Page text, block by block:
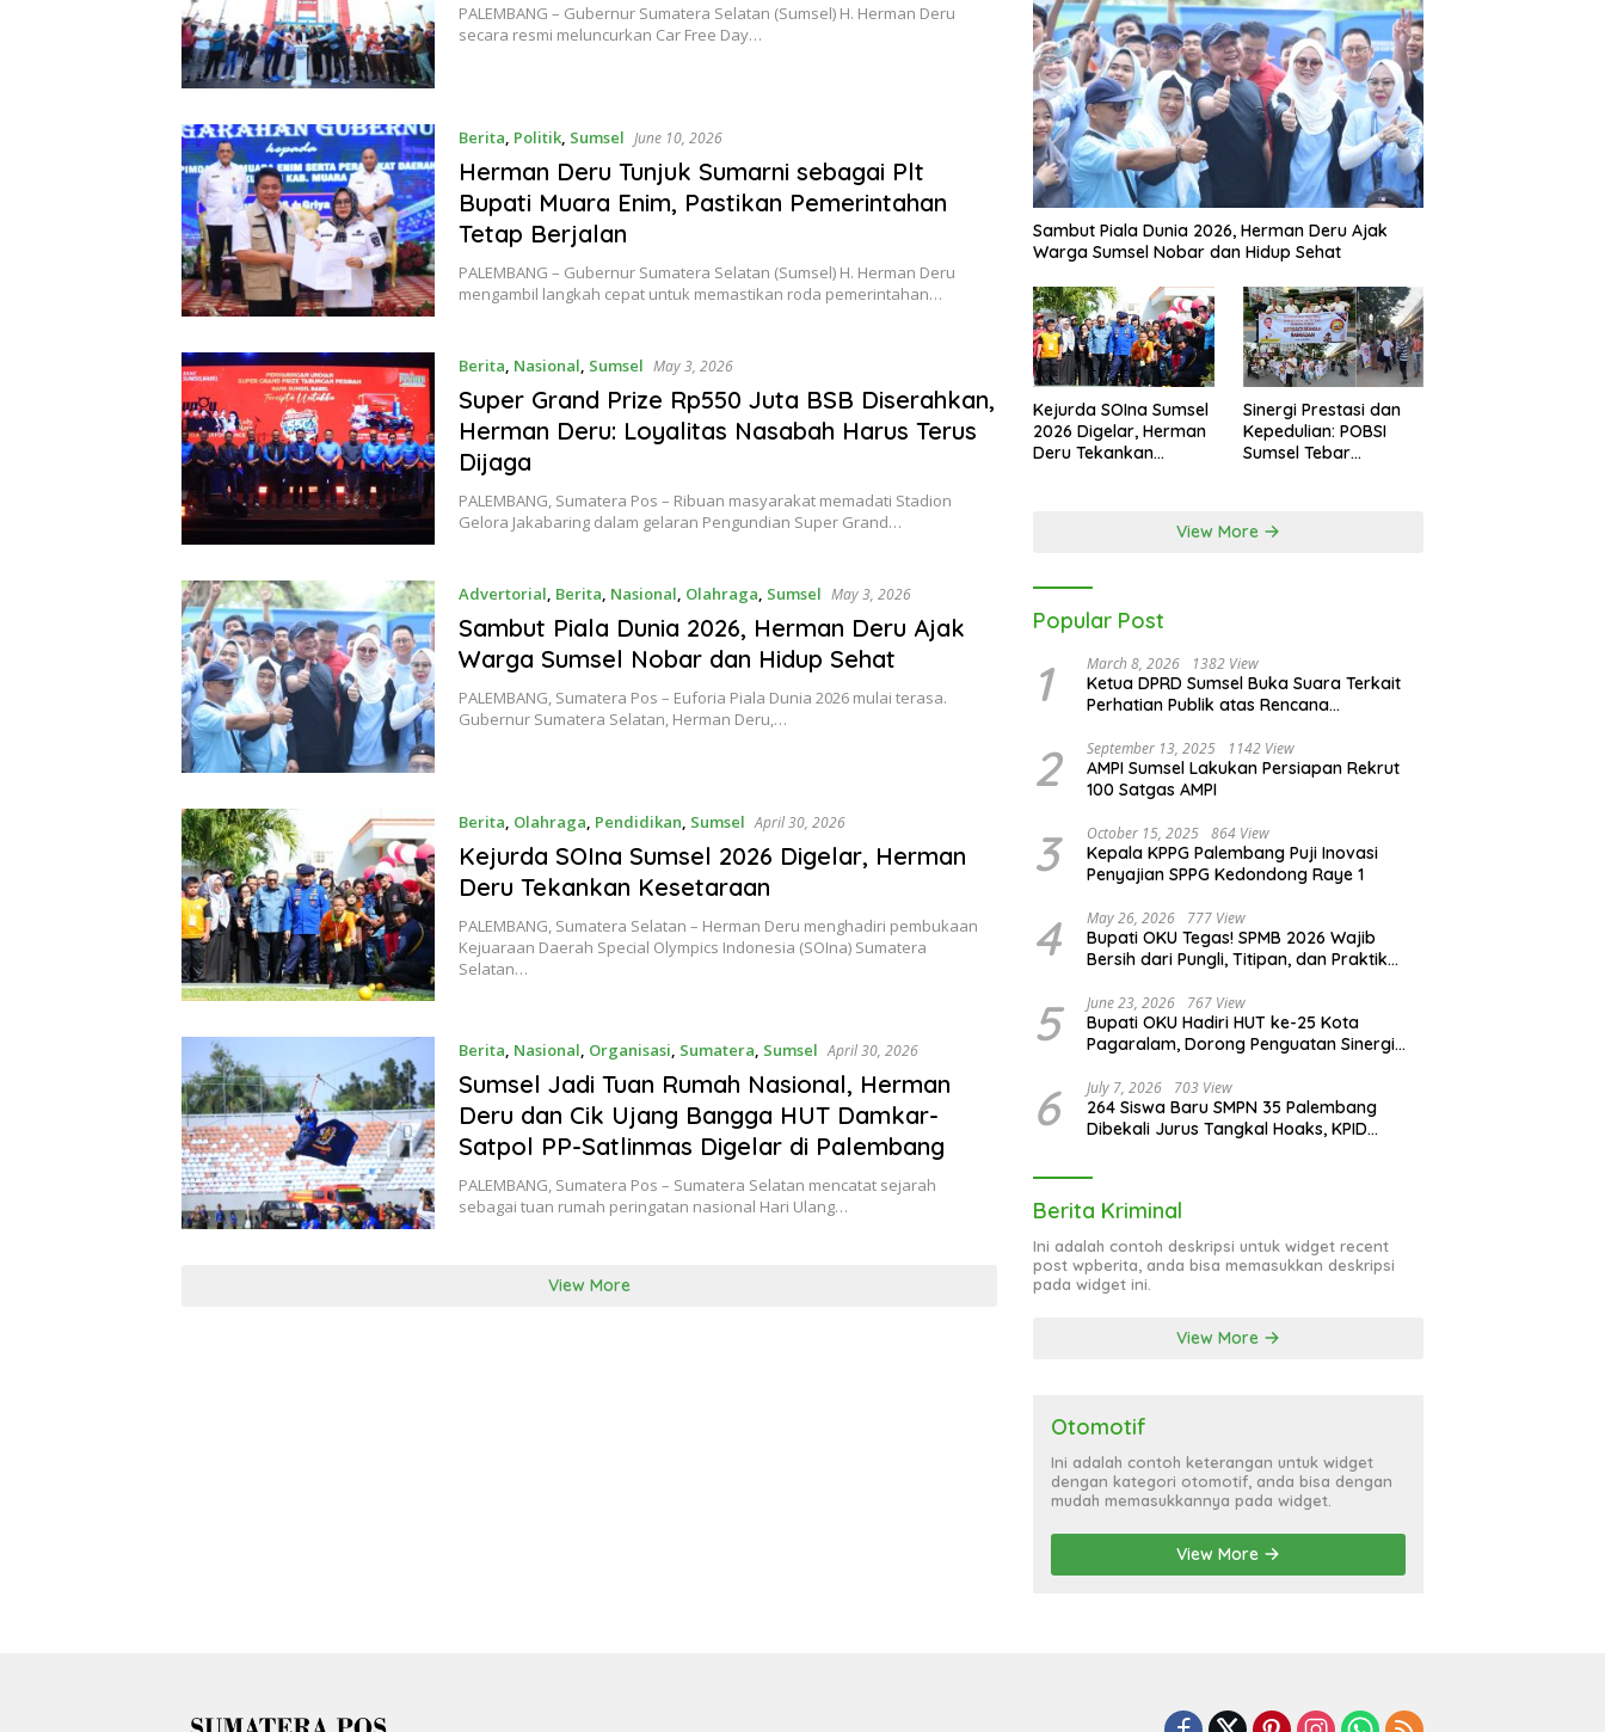
PALEMBANG – Gubernur Sumatera Selatan (Sumsel) H. Herman Deru
secara resmi meluncurkan Car Free Day…
Berita, Politik, Sumsel June 10, 2026
Herman Deru Tunjuk Sumarni sebagai Plt
Bupati Muara Enim, Pastikan Pemerintahan
Tetap Berjalan
PALEMBANG – Gubernur Sumatera Selatan (Sumsel) H. Herman Deru
mengambil langkah cepat untuk memastikan roda pemerintahan…
Berita, Nasional, Sumsel May 3, 2026
Super Grand Prize Rp550 Juta BSB Diserahkan,
Herman Deru: Loyalitas Nasabah Harus Terus
Dijaga
PALEMBANG, Sumatera Pos – Ribuan masyarakat memadati Stadion
Gelora Jakabaring dalam gelaran Pengundian Super Grand…
Advertorial, Berita, Nasional, Olahraga, Sumsel May 3, 2026
Sambut Piala Dunia 2026, Herman Deru Ajak
Warga Sumsel Nobar dan Hidup Sehat
PALEMBANG, Sumatera Pos – Euforia Piala Dunia 2026 mulai terasa.
Gubernur Sumatera Selatan, Herman Deru,…
Berita, Olahraga, Pendidikan, Sumsel April 30, 2026
Kejurda SOIna Sumsel 2026 Digelar, Herman
Deru Tekankan Kesetaraan
PALEMBANG, Sumatera Selatan – Herman Deru menghadiri pembukaan
Kejuaraan Daerah Special Olympics Indonesia (SOIna) Sumatera
Selatan…
Berita, Nasional, Organisasi, Sumatera, Sumsel April 30, 2026
Sumsel Jadi Tuan Rumah Nasional, Herman
Deru dan Cik Ujang Bangga HUT Damkar-
Satpol PP-Satlinmas Digelar di Palembang
PALEMBANG, Sumatera Pos – Sumatera Selatan mencatat sejarah
sebagai tuan rumah peringatan nasional Hari Ulang…
View More
Sambut Piala Dunia 2026, Herman Deru Ajak
Warga Sumsel Nobar dan Hidup Sehat
Kejurda SOIna Sumsel
2026 Digelar, Herman
Deru Tekankan
Sinergi Prestasi dan
Kepedulian: POBSI
Sumsel Tebar
View More
Popular Post
1 March 8, 2026 1382 View
Ketua DPRD Sumsel Buka Suara Terkait
Perhatian Publik atas Rencana
2 September 13, 2025 1142 View
AMPI Sumsel Lakukan Persiapan Rekrut
100 Satgas AMPI
3 October 15, 2025 864 View
Kepala KPPG Palembang Puji Inovasi
Penyajian SPPG Kedondong Raye 1
4 May 26, 2026 777 View
Bupati OKU Tegas! SPMB 2026 Wajib
Bersih dari Pungli, Titipan, dan Praktik
5 June 23, 2026 767 View
Bupati OKU Hadiri HUT ke-25 Kota
Pagaralam, Dorong Penguatan Sinergi
6 July 7, 2026 703 View
264 Siswa Baru SMPN 35 Palembang
Dibekali Jurus Tangkal Hoaks, KPID
Berita Kriminal
Ini adalah contoh deskripsi untuk widget recent
post wpberita, anda bisa memasukkan deskripsi
pada widget ini.
View More
Otomotif
Ini adalah contoh keterangan untuk widget
dengan kategori otomotif, anda bisa dengan
mudah memasukkannya pada widget.
View More